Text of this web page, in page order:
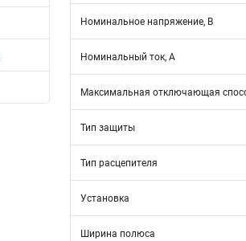
Номинальное напряжение, В
Номинальный ток, А
Максимальная отключающая
Тип защиты
Тип расцепителя
Установка
Ширина полюса